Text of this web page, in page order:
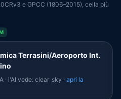
e GPCC (1806–2015), cella più
Terrasini/Aeroporto Int.
· l'AI vede: clear_sky ·apri la